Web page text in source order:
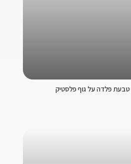
טבעת פלדה על גוף פלסטיק